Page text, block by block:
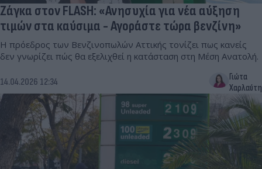
Ζάγκα στον FLASH: «Ανησυχία για νέα αύξηση
τιμών στα καύσιμα - Αγοράστε τώρα βενζίνη»
Η πρόεδρος των Βενζινοπωλών Αττικής τονίζει πως κανείς
δεν γνωρίζει πώς θα εξελιχθεί η κατάσταση στη Μέση Ανατολή.
14.04.2026 12:34
Γιώτα
Χαρλαύτη